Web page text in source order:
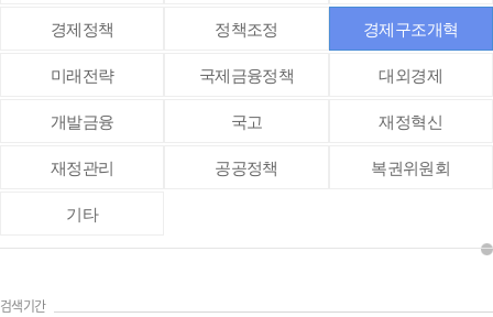
경제정책 정책조정 경제구조개혁
미래전략 국제금융정책 대외경제
개발금융 국고 재정혁신
재정관리 공공정책 복권위원회
기타
검색기간